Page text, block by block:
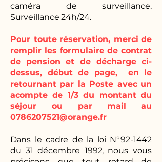
caméra de surveillance.
Surveillance 24h/24.
Pour toute réservation, merci de
remplir les formulaire de contrat
de pension et de décharge ci-
dessus, début de page, en le
retournant par la Poste avec un
acompte de 1/3 du montant du
séjour ou par mail au
0786207521@orange.fr
Dans le cadre de la loi N°92-1442
du 31 décembre 1992, nous vous